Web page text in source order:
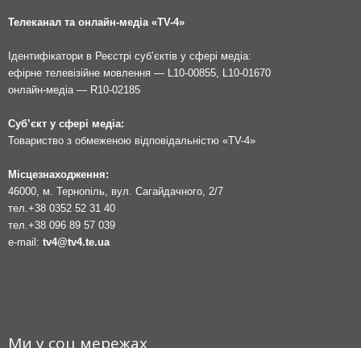
Телеканал та онлайн-медіа «TV-4»
Ідентифікатори в Реєстрі суб’єктів у сфері медіа:
ефірне телевізійне мовлення — L10-00855, L10-01670
онлайн-медіа — R10-02185
Суб’єкт у сфері медіа:
Товариство з обмеженою відповідальністю «TV-4»
Місцезнаходження:
46000, м. Тернопіль, вул. Сагайдачного, 2/7
тел. +38 0352 52 31 40
тел. +38 096 89 57 039
e-mail: tv4@tv4.te.ua
Ми у соц мережах